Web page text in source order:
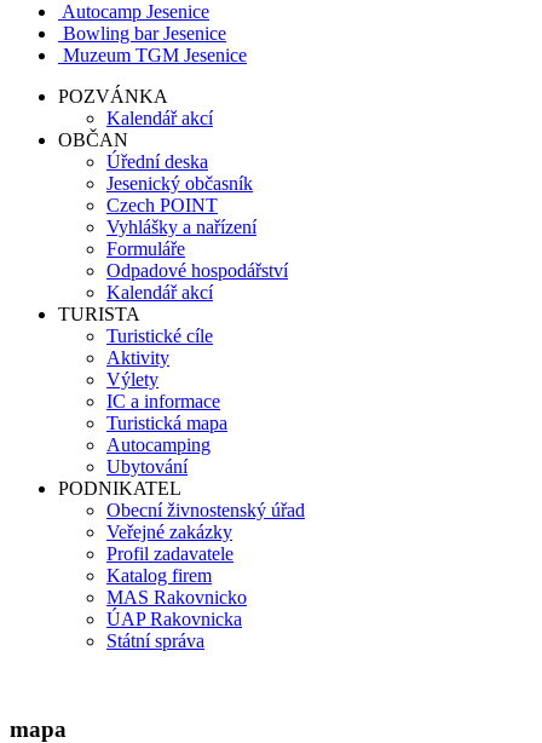
Autocamp Jesenice
Bowling bar Jesenice
Muzeum TGM Jesenice
POZVÁNKA
Kalendář akcí
OBČAN
Úřední deska
Jesenický občasník
Czech POINT
Vyhlášky a nařízení
Formuláře
Odpadové hospodářství
Kalendář akcí
TURISTA
Turistické cíle
Aktivity
Výlety
IC a informace
Turistická mapa
Autocamping
Ubytování
PODNIKATEL
Obecní živnostenský úřad
Veřejné zakázky
Profil zadavatele
Katalog firem
MAS Rakovnicko
ÚAP Rakovnicka
Státní správa
mapa